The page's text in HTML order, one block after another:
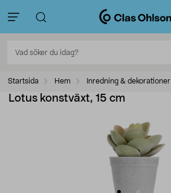
Startsida Hem Inredning & dekorationer
Lotus konstväxt, 15 cm